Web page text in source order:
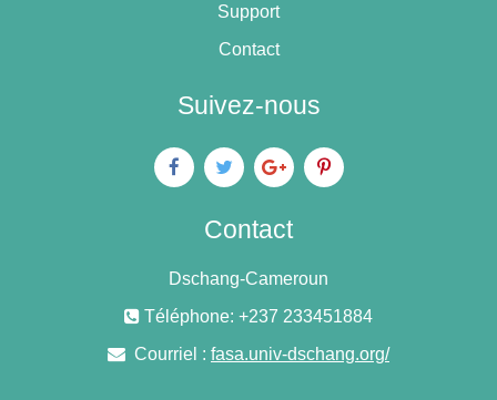
Support
Contact
Suivez-nous
Contact
Dschang-Cameroun
Téléphone: +237 233451884
Courriel : fasa.univ-dschang.org/